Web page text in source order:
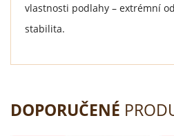
vlastnosti podlahy – extrémní
stabilita.
DOPORUČENÉ